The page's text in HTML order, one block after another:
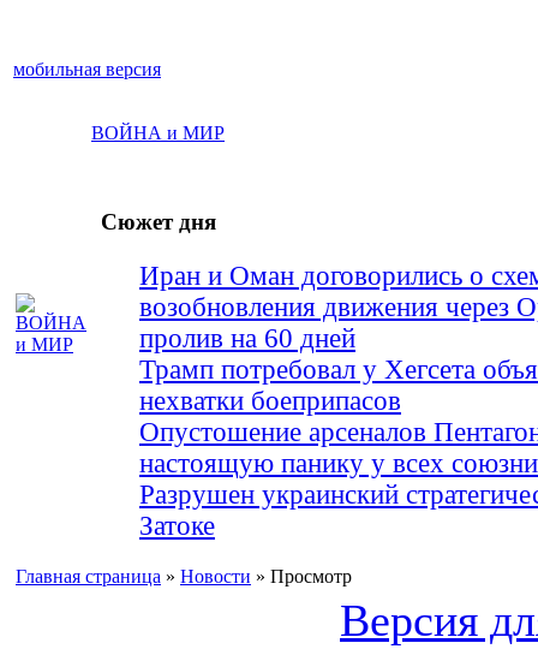
мобильная версия
ВОЙНА и МИР
Сюжет дня
Иран и Оман договорились о
возобновления движения через
пролив на 60 дней
Трамп потребовал у Хегсета
нехватки боеприпасов
Опустошение арсеналов
настоящую панику у всех
Разрушен украинский
Затоке
Главная страница » Новости » Просмотр
Версия